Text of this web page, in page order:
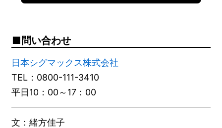
問い合わせ
日本シグマックス株式会社
TEL：0800-111-3410
平日10：00～17：00
文：緒方佳子